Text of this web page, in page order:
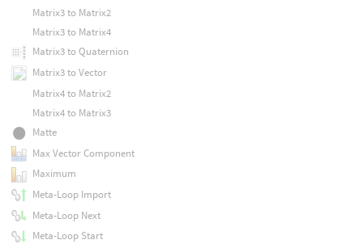
Matrix3 to Matrix2
Matrix3 to Matrix4
Matrix3 to Quaternion
Matrix3 to Vector
Matrix4 to Matrix2
Matrix4 to Matrix3
Matte
Max Vector Component
Maximum
Meta-Loop Import
Meta-Loop Next
Meta-Loop Start